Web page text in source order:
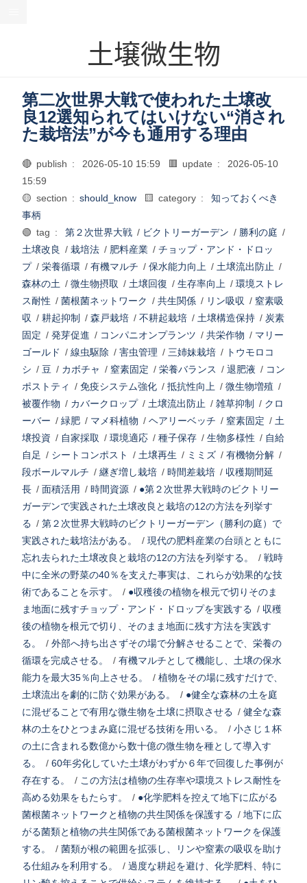
土壌微生物
第二次世界大戦で使われた土壌改
良12選知られてはいけない“消され
た栽培法”が今も通用する理由
🔴 publish : 2026-05-10 15:59 🟥 update :
2026-05-10
15:59
🟡 section : should_know 🟨 category :
知っておくべき
事柄
🟢 tag :
第２次世界大戦 / ビクトリーガーデン / 勝利の庭 /
土壌改良 / 栽培法 / 肥料産業 / チョップ・アンド・ドロッ
プ/ 栄養循環 / 有機マルチ / 保水能力向上 / 土壌流出防止 /
森林の土 / 微生物摂取 / 土壌回復 / 生存率向上 / 環境ストレ
ス耐性 / 菌根菌ネットワーク / 共生関係 / リン吸収 / 窒素吸
収 / 耕起抑制 / 森戸栽培 / 不耕起栽培 / 土壌構造保持 / 炭素
固定 / 発芽促進 / コンパニオンプランツ / 共栄作物 / マリー
ゴールド / 線虫駆除 / 害虫管理 / 三姉妹栽培 / トウモロコ
シ / 豆 / カボチャ / 窒素固定 / 栄養バランス / 退肥液 / コン
ポストティ
/ 免疫システム強化 / 抵抗性向上 / 微生物増殖 /
被覆作物 / カバークロップ/ 土壌流出防止 / 雑草抑制 / クロ
ーバー / 緑肥 / マメ科植物 / ヘアリーベッチ / 窒素固定 / 土
壌投資 / 自家採取 / 環境適応 / 種子保存 / 生物多様性 / 自給
自足 / シートコンポスト / 土壌再生 / ミミズ / 有機物分解 /
段ボールマルチ / 継ぎ増し栽培 / 時間差栽培 / 収穫期間延
長 / 面積活用 / 時間資源 / ●第２次世界大戦時のビクトリー
ガーデンで実践された土壌改良と栽培の12の方法を列挙す
る / 第２次世界大戦時のビクトリーガーデン（勝利の庭）で
実践された栽培法がある。
/ 現代の肥料産業の台頭とともに
忘れ去られた土壌改良と栽培の12の方法を列挙する。
/ 戦時
中に全米の野菜の40％を支えた事実は、これらが効果的な技
術であることを示す。
/ ●収穫後の植物を根元で切りそのま
ま地面に残すチョップ・アンド・ドロップを実践する / 収穫
後の植物を根元で切り、そのまま地面に残す方法を実践す
る。
/ 外部へ持ち出さずその場で分解させることで、栄養の
循環を完成させる。
/ 有機マルチとして機能し、土壌の保水
能力を最大35％向上させる。
/ 植物をその場に残すだけで、
土壌流出を劇的に防ぐ効果がある。
/ ●健全な森林の土を庭
に混ぜることで有用な微生物を土壌に摂取させる / 健全な森
林の土をひとつまみ庭に混ぜる技術を用いる。
/ 小さじ１杯
の土に含まれる数億から数十億の微生物を種として導入す
る。
/ 60年劣化していた土壌がわずか６年で回復した事例が
存在する。
/ この方法は植物の生存率や環境ストレス耐性を
高める効果をもたらす。
/ ●化学肥料を控えて地下に広がる
菌根菌ネットワークと植物の共生関係を保護する / 地下に広
がる菌類と植物の共生関係である菌根菌ネットワークを保護
する。
/ 菌類が根の範囲を拡張し、リンや窒素の吸収を助け
る仕組みを利用する。
/ 過度な耕起を避け、化学肥料、特に